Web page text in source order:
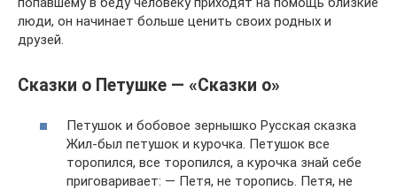
люди, он начинает больше ценить своих родных и
друзей.
Сказки о Петушке — «Сказки о»
Петушок и бобовое зернышко Русская сказка
Жил-был петушок и курочка. Петушок все
торопился, все торопился, а курочка знай себе
приговаривает: — Петя, не торопись. Петя, не